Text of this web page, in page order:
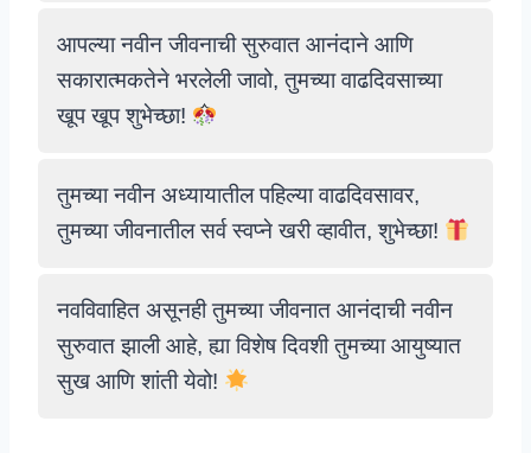
आपल्या नवीन जीवनाची सुरुवात आनंदाने आणि
सकारात्मकतेने भरलेली जावो, तुमच्या वाढदिवसाच्या
खूप खूप शुभेच्छा!
तुमच्या नवीन अध्यायातील पहिल्या वाढदिवसावर,
तुमच्या जीवनातील सर्व स्वप्ने खरी व्हावीत, शुभेच्छा!
नवविवाहित असूनही तुमच्या जीवनात आनंदाची नवीन
सुरुवात झाली आहे, ह्या विशेष दिवशी तुमच्या आयुष्यात
सुख आणि शांती येवो!